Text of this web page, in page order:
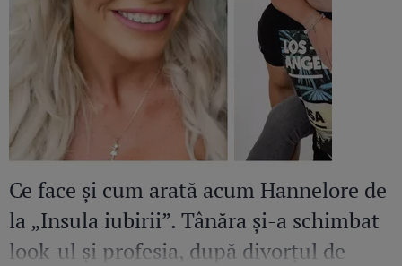
Ce face și cum arată acum Hannelore de
la „Insula iubirii”. Tânăra și-a schimbat
look-ul și profesia, după divorțul de